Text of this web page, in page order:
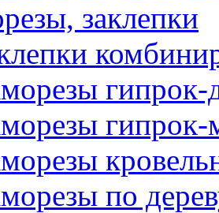
заклепки
гипрок-
гипрок-
по